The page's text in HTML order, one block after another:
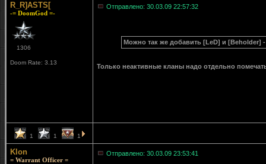
R_R]ASTS[
-= DoomGod =-
1306
Doom Rate: 3.13
Отправлено: 30.03.09 22:57:32
Можно так же добавить [LeD] и [Beholder]
Только неактивные кланы надо отдельно
1 1 1
Klon
= Warrant Officer =
Отправлено: 30.03.09 23:53:41